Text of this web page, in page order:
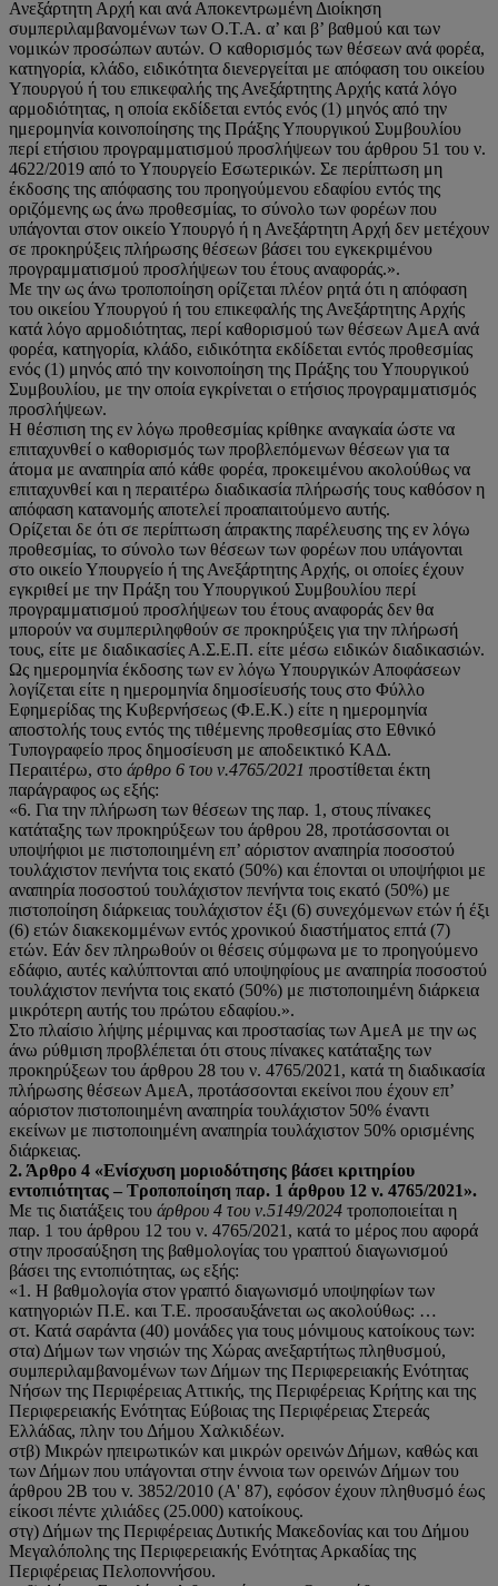
Ανεξάρτητη Αρχή και ανά Αποκεντρωμένη Διοίκηση
συμπεριλαμβανομένων των Ο.Τ.Α. α’ και β’ βαθμού και των
νομικών προσώπων αυτών. Ο καθορισμός των θέσεων ανά φορέα,
κατηγορία, κλάδο, ειδικότητα διενεργείται με απόφαση του οικείου
Υπουργού ή του επικεφαλής της Ανεξάρτητης Αρχής κατά λόγο
αρμοδιότητας, η οποία εκδίδεται εντός ενός (1) μηνός από την
ημερομηνία κοινοποίησης της Πράξης Υπουργικού Συμβουλίου
περί ετήσιου προγραμματισμού προσλήψεων του άρθρου 51 του ν.
4622/2019 από το Υπουργείο Εσωτερικών. Σε περίπτωση μη
έκδοσης της απόφασης του προηγούμενου εδαφίου εντός της
οριζόμενης ως άνω προθεσμίας, το σύνολο των φορέων που
υπάγονται στον οικείο Υπουργό ή η Ανεξάρτητη Αρχή δεν μετέχουν
σε προκηρύξεις πλήρωσης θέσεων βάσει του εγκεκριμένου
προγραμματισμού προσλήψεων του έτους αναφοράς.».
Με την ως άνω τροποποίηση ορίζεται πλέον ρητά ότι η απόφαση
του οικείου Υπουργού ή του επικεφαλής της Ανεξάρτητης Αρχής
κατά λόγο αρμοδιότητας, περί καθορισμού των θέσεων ΑμεΑ ανά
φορέα, κατηγορία, κλάδο, ειδικότητα εκδίδεται εντός προθεσμίας
ενός (1) μηνός από την κοινοποίηση της Πράξης του Υπουργικού
Συμβουλίου, με την οποία εγκρίνεται ο ετήσιος προγραμματισμός
προσλήψεων.
Η θέσπιση της εν λόγω προθεσμίας κρίθηκε αναγκαία ώστε να
επιταχυνθεί ο καθορισμός των προβλεπόμενων θέσεων για τα
άτομα με αναπηρία από κάθε φορέα, προκειμένου ακολούθως να
επιταχυνθεί και η περαιτέρω διαδικασία πλήρωσής τους καθόσον η
απόφαση κατανομής αποτελεί προαπαιτούμενο αυτής.
Ορίζεται δε ότι σε περίπτωση άπρακτης παρέλευσης της εν λόγω
προθεσμίας, το σύνολο των θέσεων των φορέων που υπάγονται
στο οικείο Υπουργείο ή της Ανεξάρτητης Αρχής, οι οποίες έχουν
εγκριθεί με την Πράξη του Υπουργικού Συμβουλίου περί
προγραμματισμού προσλήψεων του έτους αναφοράς δεν θα
μπορούν να συμπεριληφθούν σε προκηρύξεις για την πλήρωσή
τους, είτε με διαδικασίες Α.Σ.Ε.Π. είτε μέσω ειδικών διαδικασιών.
Ως ημερομηνία έκδοσης των εν λόγω Υπουργικών Αποφάσεων
λογίζεται είτε η ημερομηνία δημοσίευσής τους στο Φύλλο
Εφημερίδας της Κυβερνήσεως (Φ.Ε.Κ.) είτε η ημερομηνία
αποστολής τους εντός της τιθέμενης προθεσμίας στο Εθνικό
Τυπογραφείο προς δημοσίευση με αποδεικτικό ΚΑΔ.
Περαιτέρω, στο άρθρο 6 του ν.4765/2021 προστίθεται έκτη
παράγραφος ως εξής:
«6. Για την πλήρωση των θέσεων της παρ. 1, στους πίνακες
κατάταξης των προκηρύξεων του άρθρου 28, προτάσσονται οι
υποψήφιοι με πιστοποιημένη επ’ αόριστον αναπηρία ποσοστού
τουλάχιστον πενήντα τοις εκατό (50%) και έπονται οι υποψήφιοι με
αναπηρία ποσοστού τουλάχιστον πενήντα τοις εκατό (50%) με
πιστοποίηση διάρκειας τουλάχιστον έξι (6) συνεχόμενων ετών ή έξι
(6) ετών διακεκομμένων εντός χρονικού διαστήματος επτά (7)
ετών. Εάν δεν πληρωθούν οι θέσεις σύμφωνα με το προηγούμενο
εδάφιο, αυτές καλύπτονται από υποψηφίους με αναπηρία ποσοστού
τουλάχιστον πενήντα τοις εκατό (50%) με πιστοποιημένη διάρκεια
μικρότερη αυτής του πρώτου εδαφίου.».
Στο πλαίσιο λήψης μέριμνας και προστασίας των ΑμεΑ με την ως
άνω ρύθμιση προβλέπεται ότι στους πίνακες κατάταξης των
προκηρύξεων του άρθρου 28 του ν. 4765/2021, κατά τη διαδικασία
πλήρωσης θέσεων ΑμεΑ, προτάσσονται εκείνοι που έχουν επ’
αόριστον πιστοποιημένη αναπηρία τουλάχιστον 50% έναντι
εκείνων με πιστοποιημένη αναπηρία τουλάχιστον 50% ορισμένης
διάρκειας.
2. Άρθρο 4 «Ενίσχυση μοριοδότησης βάσει κριτηρίου
εντοπιότητας – Τροποποίηση παρ. 1 άρθρου 12 ν. 4765/2021».
Με τις διατάξεις του άρθρου 4 του ν.5149/2024 τροποποιείται η
παρ. 1 του άρθρου 12 του ν. 4765/2021, κατά το μέρος που αφορά
στην προσαύξηση της βαθμολογίας του γραπτού διαγωνισμού
βάσει της εντοπιότητας, ως εξής:
«1. Η βαθμολογία στον γραπτό διαγωνισμό υποψηφίων των
κατηγοριών Π.Ε. και Τ.Ε. προσαυξάνεται ως ακολούθως: …
στ. Κατά σαράντα (40) μονάδες για τους μόνιμους κατοίκους των:
στα) Δήμων των νησιών της Χώρας ανεξαρτήτως πληθυσμού,
συμπεριλαμβανομένων των Δήμων της Περιφερειακής Ενότητας
Νήσων της Περιφέρειας Αττικής, της Περιφέρειας Κρήτης και της
Περιφερειακής Ενότητας Εύβοιας της Περιφέρειας Στερεάς
Ελλάδας, πλην του Δήμου Χαλκιδέων.
στβ) Μικρών ηπειρωτικών και μικρών ορεινών Δήμων, καθώς και
των Δήμων που υπάγονται στην έννοια των ορεινών Δήμων του
άρθρου 2Β του v. 3852/2010 (Α' 87), εφόσον έχουν πληθυσμό έως
είκοσι πέντε χιλιάδες (25.000) κατοίκους.
στγ) Δήμων της Περιφέρειας Δυτικής Μακεδονίας και του Δήμου
Μεγαλόπολης της Περιφερειακής Ενότητας Αρκαδίας της
Περιφέρειας Πελοποννήσου.